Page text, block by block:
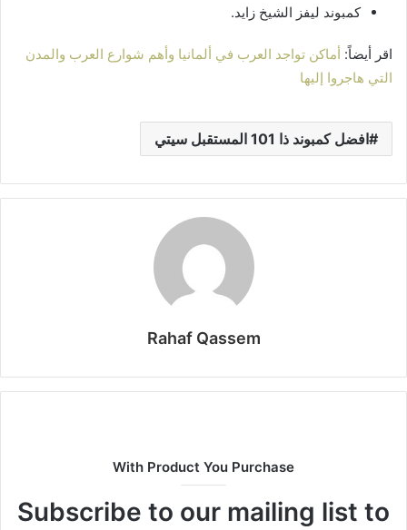
كمبوند ليفز الشيخ زايد.
اقر أيضاً: أماكن تواجد العرب في ألمانيا وأهم شوارع العرب والمدن
التي هاجروا إليها
افضل كمبوند ذا 101 المستقبل سيتي
Rahaf Qassem
With Product You Purchase
Subscribe to our mailing list to